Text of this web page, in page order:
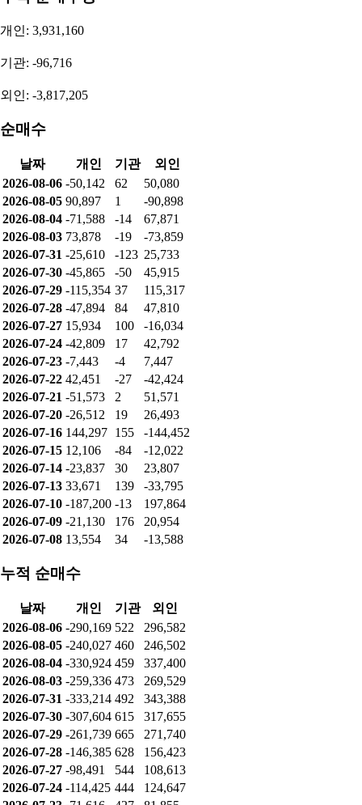
투자자별 매매동향
외인: 50,080
누적 순매수량
개인: 3,931,160
기관: -96,716
외인: -3,817,205
순매수
날짜 개인 기관
외인
2026-08-06 -50,142 62
50,080
2026-08-05 90,897 1
-90,898
2026-08-04 -71,588 -14
67,871
2026-08-03 73,878 -19
-73,859
2026-07-31 -25,610 -123
25,733
2026-07-30 -45,865 -50
45,915
2026-07-29 -115,354 37
115,317
2026-07-28 -47,894 84
47,810
2026-07-27 15,934 100
-16,034
2026-07-23 -7,443
2026-07-21
-51,573 2
51,571
2026-07-20 -26,512 19
26,493
2026-07-16 144,297 155
-144,452
2026-07-15 12,106 -84
-12,022
2026-07-14 -23,837 30
23,807
2026-07-13 33,671 139
-33,795
2026-07-10 -187,200 -13
197,864
2026-07-09 -21,130 176
20,954
2026-07-08 13,554 34 -13,588
누적 순매수